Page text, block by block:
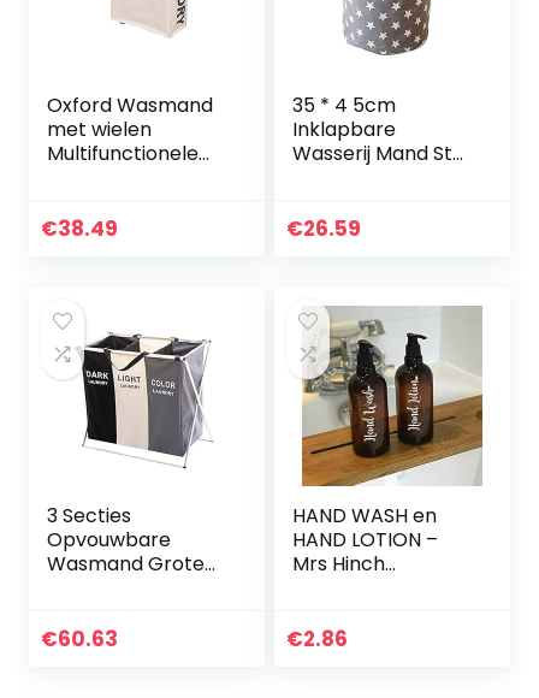
Oxford Wasmand
met wielen
Multifunctionele
Vuile Kleding
€38.49
35 * 4 5cm
Inklapbare
Wasserij Mand Ster
Grote
€26.59
3 Secties
Opvouwbare
Wasmand Grote
Opbergtas
€60.63
HAND WASH en
HAND LOTION –
Mrs Hinch
stickers etiketten
€2.86